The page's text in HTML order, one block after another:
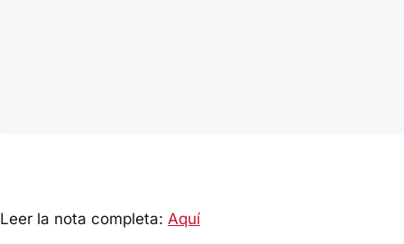
Leer la nota completa: Aquí